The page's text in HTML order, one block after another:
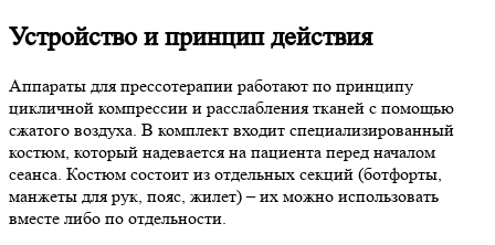
Устройство и принцип действия
Аппараты для прессотерапии работают по принципу
цикличной компрессии и расслабления тканей с помощью
сжатого воздуха. В комплект входит специализированный
костюм, который надевается на пациента перед началом
сеанса. Костюм состоит из отдельных секций (ботфорты,
манжеты для рук, пояс, жилет) – их можно использовать
вместе либо по отдельности.